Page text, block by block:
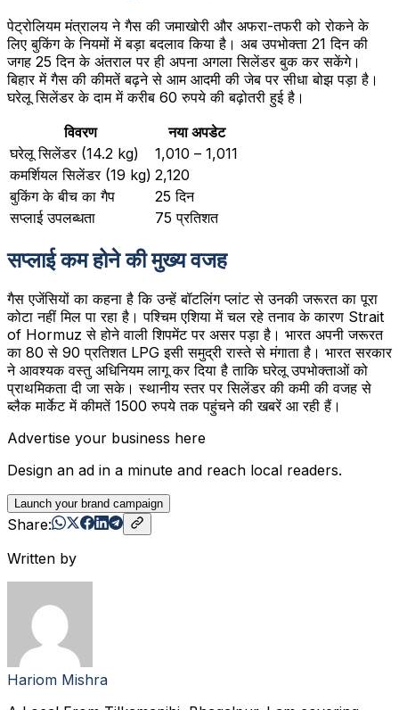
पेट्रोलियम मंत्रालय ने गैस की जमाखोरी और अफरा-तफरी को रोकने के
लिए बुकिंग के नियमों में बड़ा बदलाव किया है। अब उपभोक्ता 21 दिन की
जगह 25 दिन के अंतराल पर ही अपना अगला सिलेंडर बुक कर सकेंगे।
बिहार में गैस की कीमतें बढ़ने से आम आदमी की जेब पर सीधा बोझ पड़ा है।
घरेलू सिलेंडर के दाम में करीब 60 रुपये की बढ़ोतरी हुई है।
विवरण
नया अपडेट
घरेलू सिलेंडर (14.2 kg)
₹1,010 – ₹1,011
कमर्शियल सिलेंडर (19 kg) ₹2,120
बुकिंग के बीच का गैप
25 दिन
सप्लाई उपलब्धता
75 प्रतिशत
सप्लाई कम होने की मुख्य वजह
गैस एजेंसियों का कहना है कि उन्हें बॉटलिंग प्लांट से उनकी जरूरत का पूरा
कोटा नहीं मिल पा रहा है। पश्चिम एशिया में चल रहे तनाव के कारण Strait
of Hormuz से होने वाली शिपमेंट पर असर पड़ा है। भारत अपनी जरूरत
का 80 से 90 प्रतिशत LPG इसी समुद्री रास्ते से मंगाता है। भारत सरकार
ने आवश्यक वस्तु अधिनियम लागू कर दिया है ताकि घरेलू उपभोक्ताओं को
प्राथमिकता दी जा सके। स्थानीय स्तर पर सिलेंडर की कमी की वजह से
ब्लैक मार्केट में कीमतें 1500 रुपये तक पहुंचने की खबरें आ रही हैं।
Advertise your business here
Design an ad in a minute and reach local readers.
Launch your brand campaign
Share:
Written by
Hariom Mishra